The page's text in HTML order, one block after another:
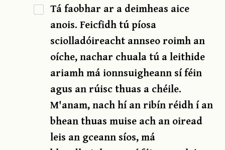
Tá faobhar ar a deimheas aice
anois. Feicfidh tú píosa
sciolladóireacht annseo roimh an
oíche, nachar chuala tú a leithide
ariamh má ionnsuigheann sí féin
agus an rúisc thuas a chéile.
M'anam, nach hí an ribín réidh í an
bhean thuas muise ach an oiread
leis an gceann síos, má